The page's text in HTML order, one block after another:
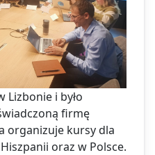
Lizbonie i było
firmę
organizuje kursy dla
oraz w Polsce.